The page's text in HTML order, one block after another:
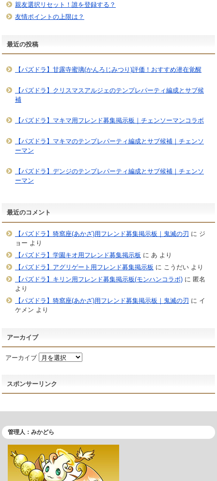
親友選択リセット！誰を登録する？
友情ポイントの上限は？
最近の投稿
【パズドラ】甘露寺蜜璃(かんろじみつり)評価！おすすめ潜在覚醒
【パズドラ】クリスマスアルジェのテンプレパーティ編成とサブ候
補
【パズドラ】マキマ用フレンド募集掲示板｜チェンソーマンコラボ
【パズドラ】マキマのテンプレパーティ編成とサブ候補｜チェンソ
ーマン
【パズドラ】デンジのテンプレパーティ編成とサブ候補｜チェンソ
ーマン
最近のコメント
【パズドラ】猗窩座(あかざ)用フレンド募集掲示板｜鬼滅の刃 に ジ
ョー より
【パズドラ】学園キオ用フレンド募集掲示板 に あ より
【パズドラ】アグリゲート用フレンド募集掲示板 に こうだいより
【パズドラ】キリン用フレンド募集掲示板(モンハンコラボ)に 匿名
より
【パズドラ】猗窩座(あかざ)用フレンド募集掲示板｜鬼滅の刃 に イ
ケメン より
アーカイブ
アーカイブ
スポンサーリンク
管理人：みかどら